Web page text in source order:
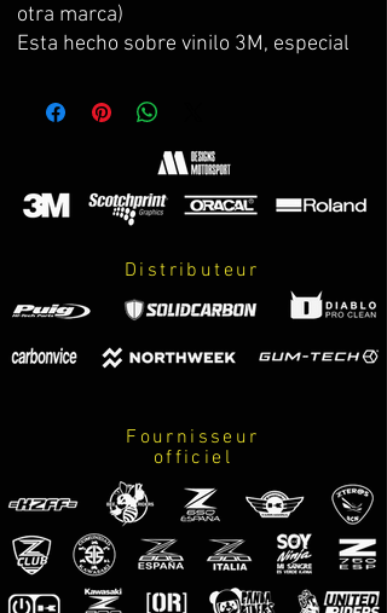
otra marca)
Esta hecho sobre vinilo 3M, especial
incluye: adhesivo paso de rueda,
adhesivo de prueba para practicar y
centrar la colocación antes de poner
el definitivo, lápiz de adhesivo 3M
como refuerzo e instrucciones de
Distributeur
Fournisseur
officiel